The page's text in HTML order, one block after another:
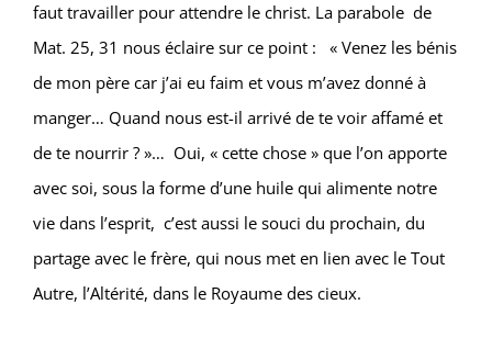
faut travailler pour attendre le christ. La parabole de
Mat. 25, 31 nous éclaire sur ce point : « Venez les bénis
de mon père car j’ai eu faim et vous m’avez donné à
manger… Quand nous est-il arrivé de te voir affamé et
de te nourrir ? »… Oui, « cette chose » que l’on apporte
avec soi, sous la forme d’une huile qui alimente notre
vie dans l’esprit, c’est aussi le souci du prochain, du
partage avec le frère, qui nous met en lien avec le Tout
Autre, l’Altérité, dans le Royaume des cieux.